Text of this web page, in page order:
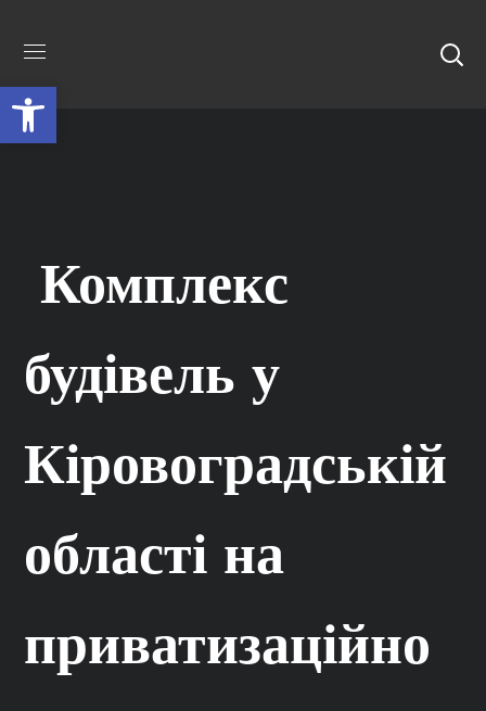
Комплекс
будівель у
Кіровоградській
області на
приватизаційно
Відкрити Панель інструментів